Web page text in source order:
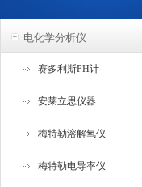
电化学分析仪
赛多利斯PH计
安莱立思仪器
梅特勒溶解氧仪
梅特勒电导率仪